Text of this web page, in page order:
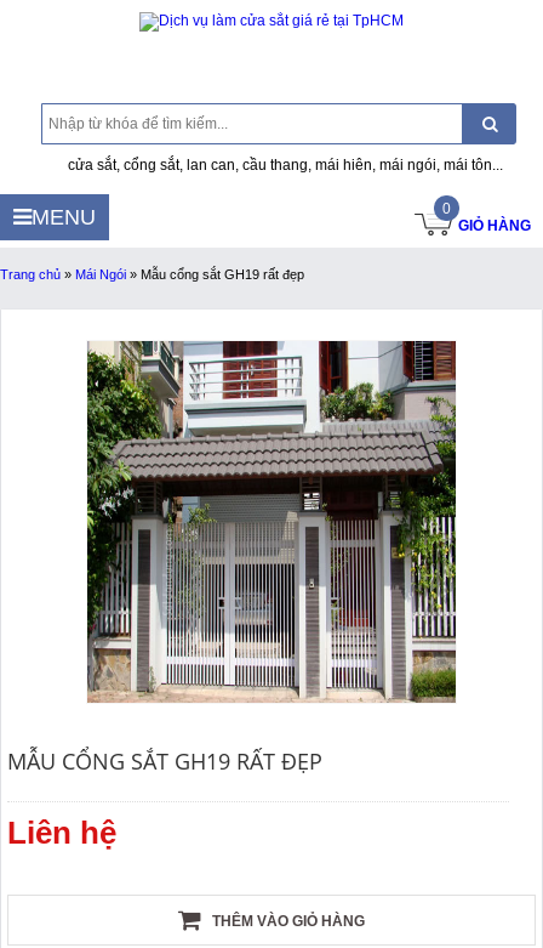
cửa sắt, cổng sắt, lan can, cầu thang, mái hiên, mái ngói, mái tôn...
0
GIỎ HÀNG
MENU
Trang chủ » Mái Ngói » Mẫu cổng sắt GH19 rất đẹp
MẪU CỔNG SẮT GH19 RẤT ĐẸP
Liên hệ
THÊM VÀO GIỎ HÀNG